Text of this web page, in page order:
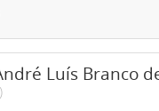
Luís Branco